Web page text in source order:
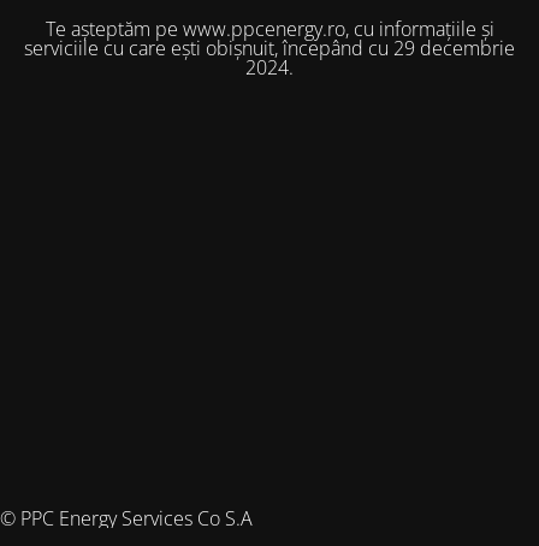
Te așteptăm pe www.ppcenergy.ro, cu informațiile și
serviciile cu care ești obișnuit, începând cu 29 decembrie
2024.
© PPC Energy Services Co S.A